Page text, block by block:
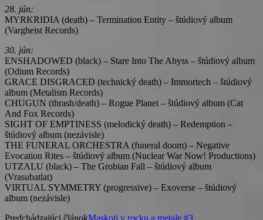
28. jún:
MYRKRIDIA (death) – Termination Entity – štúdiový album
(Vargheist Records)
30. jún:
ENSHADOWED (black) – Stare Into The Abyss – štúdiový album
(Odium Records)
GRACE DISGRACED (technický death) – Immortech – štúdiový
album (Metalism Records)
CHUGUN (thrash/death) – Rogue Planet – štúdiový album (Cat
And Fox Records)
SIGHT OF EMPTINESS (melodický death) – Redemption –
štúdiový album (nezávisle)
THE FUNERAL ORCHESTRA (funeral doom) – Negative
Evocation Rites – štúdiový album (Nuclear War Now! Productions)
UTZALU (black) – The Grobian Fall – štúdiový album
(Vrasubatlat)
VIRTUAL SYMMETRY (progressive) – Exoverse – štúdiový
album (nezávisle)
Predchádzajúci článokMaskoti v rocku a metale #3